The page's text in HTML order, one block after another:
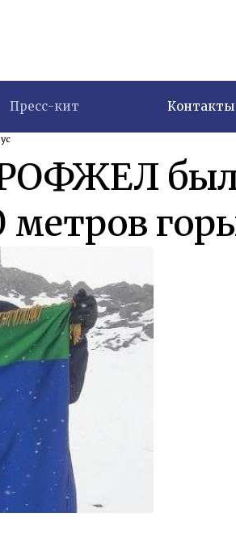
Пресс-кит Контакты